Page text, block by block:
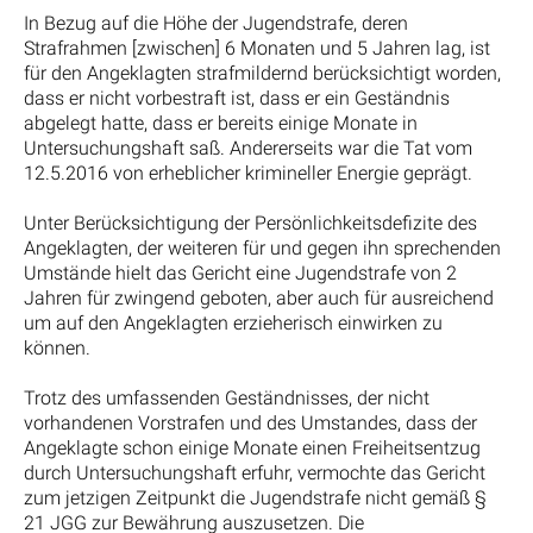
In Bezug auf die Höhe der Jugendstrafe, deren
Strafrahmen [zwischen] 6 Monaten und 5 Jahren lag, ist
für den Angeklagten strafmildernd berücksichtigt worden,
dass er nicht vorbestraft ist, dass er ein Geständnis
abgelegt hatte, dass er bereits einige Monate in
Untersuchungshaft saß. Andererseits war die Tat vom
12.5.2016 von erheblicher krimineller Energie geprägt.
Unter Berücksichtigung der Persönlichkeitsdefizite des
Angeklagten, der weiteren für und gegen ihn sprechenden
Umstände hielt das Gericht eine Jugendstrafe von 2
Jahren für zwingend geboten, aber auch für ausreichend
um auf den Angeklagten erzieherisch einwirken zu
können.
Trotz des umfassenden Geständnisses, der nicht
vorhandenen Vorstrafen und des Umstandes, dass der
Angeklagte schon einige Monate einen Freiheitsentzug
durch Untersuchungshaft erfuhr, vermochte das Gericht
zum jetzigen Zeitpunkt die Jugendstrafe nicht gemäß §
21 JGG zur Bewährung auszusetzen. Die